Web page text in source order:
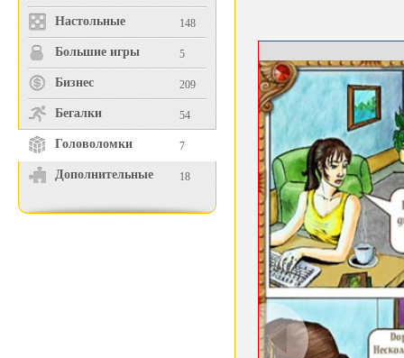
Настольные 148
Большие игры 5
Бизнес 209
Бегалки 54
Головоломки 7
Дополнительные 18